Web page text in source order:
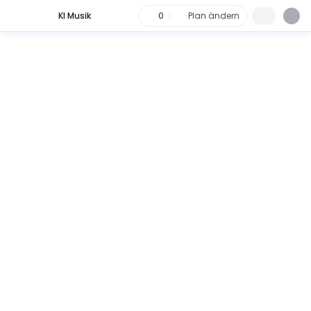
KI Musik 0 Plan ändern